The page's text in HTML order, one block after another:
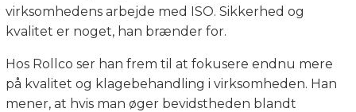
virksomhedens arbejde med ISO. Sikkerhed og
kvalitet er noget, han brænder for.
Hos Rollco ser han frem til at fokusere endnu mere
på kvalitet og klagebehandling i virksomheden. Han
mener, at hvis man øger bevidstheden blandt